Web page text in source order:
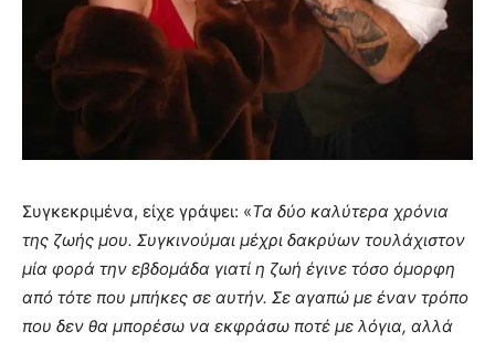
Συγκεκριμένα, είχε γράψει: «Τα δύο καλύτερα χρόνια
της ζωής μου. Συγκινούμαι μέχρι δακρύων τουλάχιστον
μία φορά την εβδομάδα γιατί η ζωή έγινε τόσο όμορφη
από τότε που μπήκες σε αυτήν. Σε αγαπώ με έναν τρόπο
που δεν θα μπορέσω να εκφράσω ποτέ με λόγια, αλλά